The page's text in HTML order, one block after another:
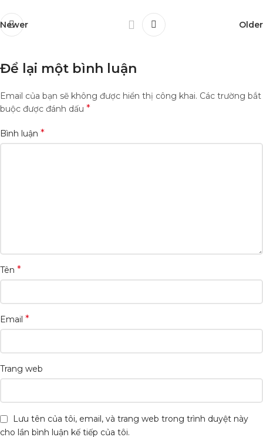
Newer Older
Để lại một bình luận
Email của bạn sẽ không được hiển thị công khai. Các trường bắt
buộc được đánh dấu *
Bình luận *
Tên *
Email *
Trang web
Lưu tên của tôi, email, và trang web trong trình duyệt này
cho lần bình luận kế tiếp của tôi.